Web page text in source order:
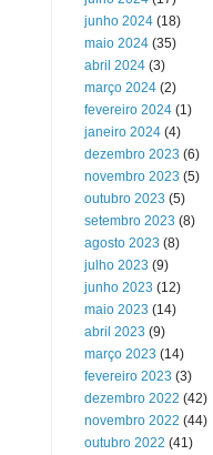
junho 2024 (18)
maio 2024 (35)
abril 2024 (3)
março 2024 (2)
fevereiro 2024 (1)
janeiro 2024 (4)
dezembro 2023 (6)
novembro 2023 (5)
outubro 2023 (5)
setembro 2023 (8)
agosto 2023 (8)
julho 2023 (9)
junho 2023 (12)
maio 2023 (14)
abril 2023 (9)
março 2023 (14)
fevereiro 2023 (3)
dezembro 2022 (42)
novembro 2022 (44)
outubro 2022 (41)